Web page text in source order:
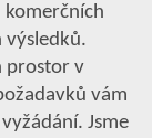
komerčních
výsledků.
prostor v
vám
Jsme